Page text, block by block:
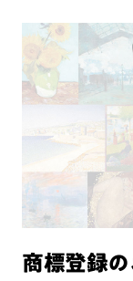
アーテ
カテゴ
ッホ
クロー
ヨハネ
グスタ
エゴン
ピート
ポスト
アール
ドイツ
ウィー
キュビ
ジャン
人物画
肖像画
博物画
動物画
歴史画
原画の
版画
ドロー
国・地
イギリ
イタリ
ドイツ
オース
オラン
作品の
かわい
鮮明・
淡い
きれい
強烈
年代か
19世紀
20世紀
イエロ
グリー
ブルー
パープ
ピンク
ブログ
ボクら
よくあ
商標登録